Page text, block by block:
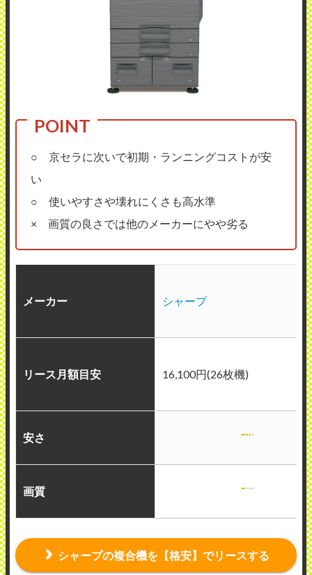
○ 京セラに次いで初期・ランニングコストが安
い
○ 使いやすさや壊れにくさも高水準
× 画質の良さでは他のメーカーにやや劣る
メーカー シャープ
リース月額目安 16,100円(26枚機)
安さ
画質
シャープの複合機を【格安】でリースする